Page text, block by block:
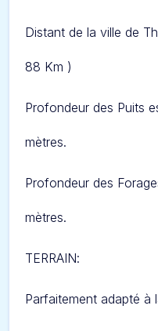
Distant de la ville de
88 Km )
Profondeur des Puits
mètres.
Profondeur des
mètres.
TERRAIN:
Parfaitement adapté à